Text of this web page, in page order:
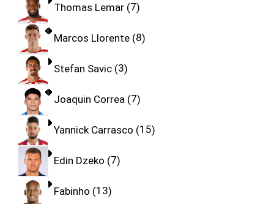
Thomas Lemar 7
Marcos Llorente 8
Stefan Savic 3
Joaquin Correa 7
Yannick Carrasco 15
Edin Dzeko 7
Fabinho 13